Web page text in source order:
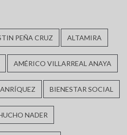
PEÑA CRUZ ALTAMIRA
AMÉRICO VILLARREAL ANAYA
BIENESTAR SOCIAL
NADER